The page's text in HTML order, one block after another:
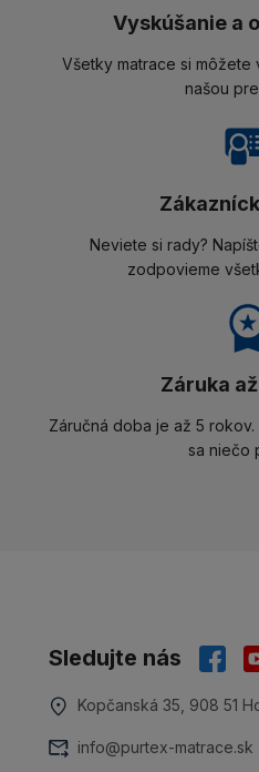
Vyskúšanie a
Všetky matrace si
našou
Neviete si rady?
zodpovieme
Záruka
Záručná doba je až 5
sa niečo
Sledujte nás
Kopčanská 35, 908 51
info@purtex-matrace.sk